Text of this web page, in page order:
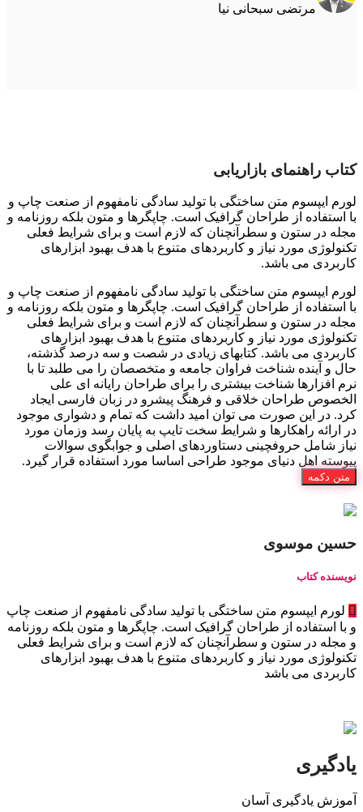
مرتضی سبحانی نیا
کتاب راهنمای بازاریابی
لورم ایپسوم متن ساختگی با تولید سادگی نامفهوم از صنعت چاپ و
با استفاده از طراحان گرافیک است. چاپگرها و متون بلکه روزنامه و
مجله در ستون و سطرآنچنان که لازم است و برای شرایط فعلی
تکنولوژی مورد نیاز و کاربردهای متنوع با هدف بهبود ابزارهای
کاربردی می باشد.
لورم ایپسوم متن ساختگی با تولید سادگی نامفهوم از صنعت چاپ و
با استفاده از طراحان گرافیک است. چاپگرها و متون بلکه روزنامه و
مجله در ستون و سطرآنچنان که لازم است و برای شرایط فعلی
تکنولوژی مورد نیاز و کاربردهای متنوع با هدف بهبود ابزارهای
کاربردی می باشد. کتابهای زیادی در شصت و سه درصد گذشته،
حال و آینده شناخت فراوان جامعه و متخصصان را می طلبد تا با
نرم افزارها شناخت بیشتری را برای طراحان رایانه ای علی
الخصوص طراحان خلاقی و فرهنگ پیشرو در زبان فارسی ایجاد
کرد. در این صورت می توان امید داشت که تمام و دشواری موجود
در ارائه راهکارها و شرایط سخت تایپ به پایان رسد وزمان مورد
نیاز شامل حروفچینی دستاوردهای اصلی و جوابگوی سوالات
پیوسته اهل دنیای موجود طراحی اساسا مورد استفاده قرار گیرد.
متن دکمه
حسین موسوی
نویسنده کتاب
لورم ایپسوم متن ساختگی با تولید سادگی نامفهوم از صنعت چاپ
و با استفاده از طراحان گرافیک است. چاپگرها و متون بلکه روزنامه
و مجله در ستون و سطرآنچنان که لازم است و برای شرایط فعلی
تکنولوژی مورد نیاز و کاربردهای متنوع با هدف بهبود ابزارهای
کاربردی می باشد
یادگیری
آموزش یادگیری آسان